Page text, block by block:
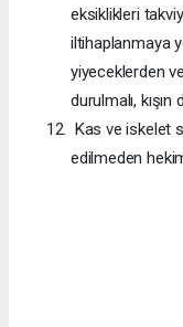
eksiklikleri
iltihaplanmaya
yiyeceklerden
durulmalı,
Kas ve iskelet
edilmeden